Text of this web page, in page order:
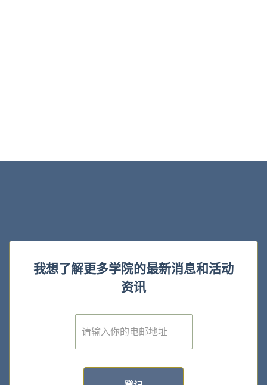
我想了解更多学院的最新消息和活动
资讯
E
m